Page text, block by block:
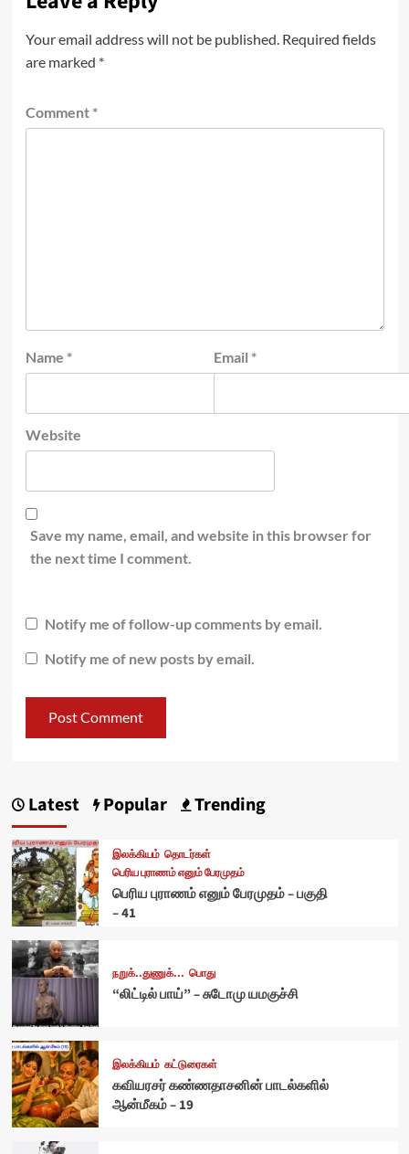
Your email address will not be published. Required fields
are marked *
Comment *
Name * Email *
Website
Save my name, email, and website in this browser for
the next time I comment.
Notify me of follow-up comments by email.
Notify me of new posts by email.
Latest Popular Trending
இலக்கியம் தொடர்கள்
பெரிய புராணம் எனும் பேரமுதம்
பெரிய புராணம் எனும் பேரமுதம் – பகுதி
– 41
நறுக்..துணுக்... பொது
“லிட்டில் பாய்” – சுடோமு யமகுச்சி
இலக்கியம் கட்டுரைகள்
கவியரசர் கண்ணதாசனின் பாடல்களில்
ஆன்மீகம் – 19